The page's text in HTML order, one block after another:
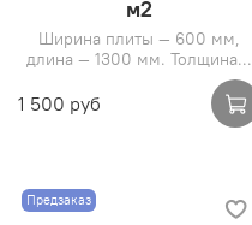
м2
Ширина плиты — 600 мм,
длина — 1300 мм. Толщина...
1 500 руб
Предзаказ